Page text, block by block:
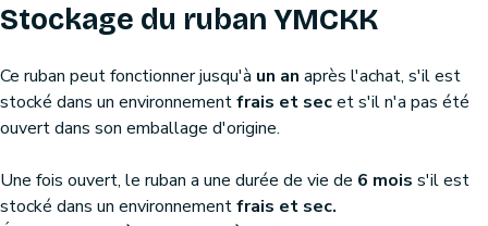
Stockage du ruban YMCKK
Ce ruban peut fonctionner jusqu'à un an après l'achat, s'il est
stocké dans un environnementfrais et secet s'il n'a pas été
ouvert dans son emballage d'origine.
Une fois ouvert, le ruban a une durée de vie de 6 mois s'il est
stocké dans un environnementfrais et sec.